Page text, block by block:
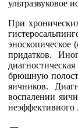
ультразвуковое
При
эноскопическое
придатков.
брюшную
яичников.
воспалении
неэффективного